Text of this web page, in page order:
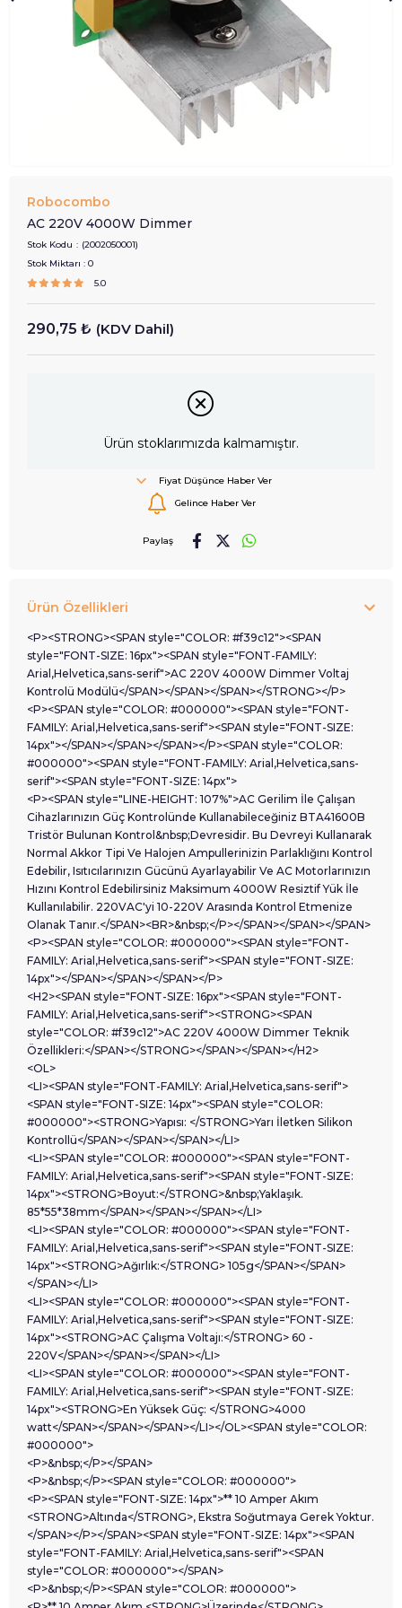
Robocombo
AC 220V 4000W Dimmer
Stok Kodu
(2002050001)
Stok Miktarı : 0
5.0
290,75 ₺ (KDV Dahil)
Ürün stoklarımızda kalmamıştır.
Fiyat Düşünce Haber Ver
Gelince Haber Ver
Paylaş
Ürün Özellikleri
<P><STRONG><SPAN style="COLOR: #f39c12"><SPAN
style="FONT-SIZE: 16px"><SPAN style="FONT-FAMILY:
Arial,Helvetica,sans-serif">AC 220V 4000W Dimmer Voltaj
Kontrolü Modülü</SPAN></SPAN></SPAN></STRONG></P>
<P><SPAN style="COLOR: #000000"><SPAN style="FONT-
FAMILY: Arial,Helvetica,sans-serif"><SPAN style="FONT-SIZE:
14px"></SPAN></SPAN></SPAN></P><SPAN style="COLOR:
#000000"><SPAN style="FONT-FAMILY: Arial,Helvetica,sans-
serif"><SPAN style="FONT-SIZE: 14px">
<P><SPAN style="LINE-HEIGHT: 107%">AC Gerilim İle Çalışan
Cihazlarınızın Güç Kontrolünde Kullanabileceğiniz BTA41600B
Tristör Bulunan Kontrol&nbsp;Devresidir. Bu Devreyi Kullanarak
Normal Akkor Tipi Ve Halojen Ampullerinizin Parlaklığını Kontrol
Edebilir, Isıtıcılarınızın Gücünü Ayarlayabilir Ve AC Motorlarınızın
Hızını Kontrol Edebilirsiniz Maksimum 4000W Resiztif Yük İle
Kullanılabilir. 220VAC'yi 10-220V Arasında Kontrol Etmenize
Olanak Tanır.</SPAN><BR>&nbsp;</P></SPAN></SPAN></SPAN>
<P><SPAN style="COLOR: #000000"><SPAN style="FONT-
FAMILY: Arial,Helvetica,sans-serif"><SPAN style="FONT-SIZE:
14px"></SPAN></SPAN></SPAN></P>
<H2><SPAN style="FONT-SIZE: 16px"><SPAN style="FONT-
FAMILY: Arial,Helvetica,sans-serif"><STRONG><SPAN
style="COLOR: #f39c12">AC 220V 4000W Dimmer Teknik
Özellikleri:</SPAN></STRONG></SPAN></SPAN></H2>
<OL>
<LI><SPAN style="FONT-FAMILY: Arial,Helvetica,sans-serif">
<SPAN style="FONT-SIZE: 14px"><SPAN style="COLOR:
#000000"><STRONG>Yapısı: </STRONG>Yarı İletken Silikon
Kontrollü</SPAN></SPAN></SPAN></LI>
<LI><SPAN style="COLOR: #000000"><SPAN style="FONT-
FAMILY: Arial,Helvetica,sans-serif"><SPAN style="FONT-SIZE:
14px"><STRONG>Boyut:</STRONG>&nbsp;Yaklaşık.
85*55*38mm</SPAN></SPAN></SPAN></LI>
<LI><SPAN style="COLOR: #000000"><SPAN style="FONT-
FAMILY: Arial,Helvetica,sans-serif"><SPAN style="FONT-SIZE:
14px"><STRONG>Ağırlık:</STRONG> 105g</SPAN></SPAN>
</SPAN></LI>
<LI><SPAN style="COLOR: #000000"><SPAN style="FONT-
FAMILY: Arial,Helvetica,sans-serif"><SPAN style="FONT-SIZE:
14px"><STRONG>AC Çalışma Voltajı:</STRONG> 60 -
220V</SPAN></SPAN></SPAN></LI>
<LI><SPAN style="COLOR: #000000"><SPAN style="FONT-
FAMILY: Arial,Helvetica,sans-serif"><SPAN style="FONT-SIZE:
14px"><STRONG>En Yüksek Güç: </STRONG>4000
watt</SPAN></SPAN></SPAN></LI></OL><SPAN style="COLOR:
#000000">
<P>&nbsp;</P></SPAN>
<P>&nbsp;</P><SPAN style="COLOR: #000000">
<P><SPAN style="FONT-SIZE: 14px">** 10 Amper Akım
<STRONG>Altında</STRONG>, Ekstra Soğutmaya Gerek Yoktur.
</SPAN></P></SPAN><SPAN style="FONT-SIZE: 14px"><SPAN
style="FONT-FAMILY: Arial,Helvetica,sans-serif"><SPAN
style="COLOR: #000000"></SPAN>
<P>&nbsp;</P><SPAN style="COLOR: #000000">